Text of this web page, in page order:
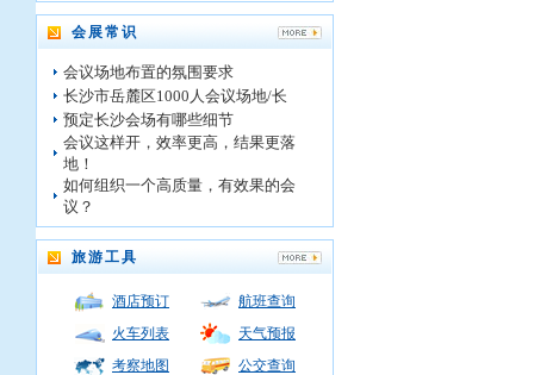
会展常识
会议场地布置的氛围要求
长沙市岳麓区1000人会议场地/长
预定长沙会场有哪些细节
会议这样开，效率更高，结果更落
地！
如何组织一个高质量，有效果的会
议？
旅游工具
酒店预订
航班查询
火车列表
天气预报
考察地图
公交查询